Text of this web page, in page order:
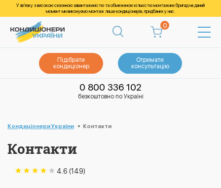
У зв’язку з високою сезонною завантаженістю та обмеженою кількістю монтажних бригад на даний
момент ми виконуємо монтаж лише кондиціонерів, придбаних у нас.
0
Підібрати
кондиціонер
Отримати
консультацію
0 800 336 102
безкоштовно по Україні
Кондиціонери України Контакти
Контакти
4.6 (149)